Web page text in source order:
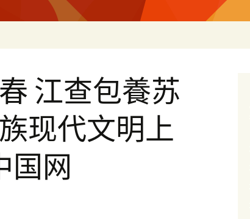
江查包養苏
现代文明上
国网